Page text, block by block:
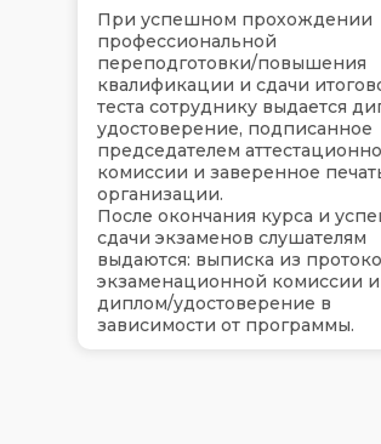
При успешном прохождении
профессиональной
переподготовки/повышения
квалификации и сдачи
теста сотруднику выдается
удостоверение, подписанное
председателем
комиссии и заверенное
организации.
После окончания курса и
сдачи экзаменов слушателям
выдаются: выписка из
экзаменационной комиссии и
диплом/удостоверение в
зависимости от программы.